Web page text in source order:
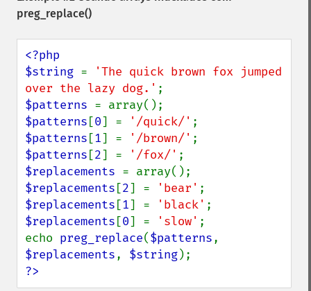
preg_replace()
<?php
$string =
'The quick brown fox jumped
over the lazy dog.'
$patterns
$patterns [0] = '/quick/'
$patterns [1] = '/brown/'
$patterns [2] = '/fox/'
$replacements
$replacements [2] = 'bear'
$replacements [1] = 'black'
$replacements [0] = 'slow' ;
echo preg_replace($patterns
$replacements, $string
?>